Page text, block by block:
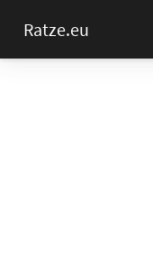
Ratze.eu